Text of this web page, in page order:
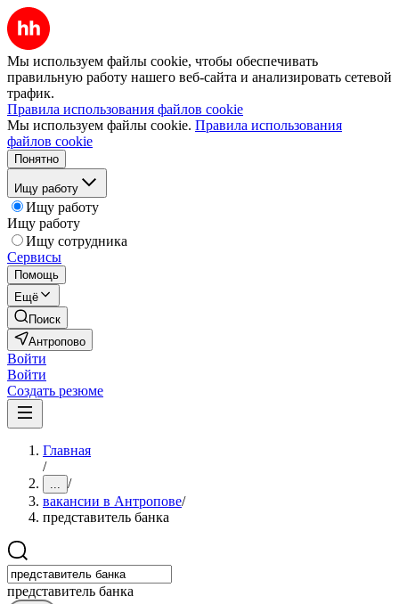
Мы используем файлы cookie, чтобы обеспечивать
правильную работу нашего веб-сайта и анализировать сетевой
трафик.
Правила использования файлов cookie
Мы используем файлы cookie. Правила использования
файлов cookie
Понятно
Ищу работу
Ищу работу
Ищу работу
Ищу сотрудника
Сервисы
Помощь
Ещё
Поиск
Антропово
Войти
Войти
Создать резюме
Главная
/
... /
вакансии в Антропове/
представитель банка
представитель банка